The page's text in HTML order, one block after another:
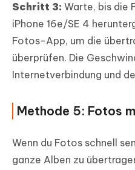
Schritt 3: Warte, bis die
iPhone 16e/SE 4
Fotos-App, um die
überprüfen. Die
Internetverbindung und
Methode 5: Fotos
Wenn du Fotos schnell
ganze Alben zu